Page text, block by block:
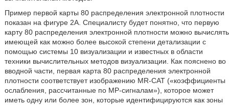
Пример первой карты 80 распределения электронной плотности
показан на фигуре 2А. Специалисту будет понятно, что первую
карту 80 распределения электронной плотности можно вычислять
имеющей как можно более высокой степени детализации с
помощью системы 10 визуализации и известных в области
техники вычислительных методов визуализации. Как пояснено во
вводной части, первая карта 80 распределения электронной
плотности соответствует изображению MR-CAT («коэффициенты
ослабления, рассчитанные по МР-сигналам»), которое может
иметь одну или более зон, которые идентифицируются как зоны